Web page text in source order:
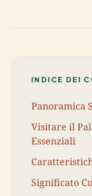
INDICE DEI
Panoramica
Visitare il
Essenziali
Significato